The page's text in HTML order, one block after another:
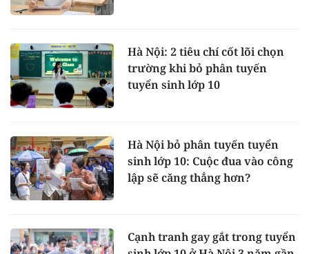
Hà Nội: 2 tiêu chí cốt lõi chọn
trường khi bỏ phân tuyến
tuyển sinh lớp 10
Hà Nội bỏ phân tuyến tuyển
sinh lớp 10: Cuộc đua vào công
lập sẽ căng thẳng hơn?
Cạnh tranh gay gắt trong tuyển